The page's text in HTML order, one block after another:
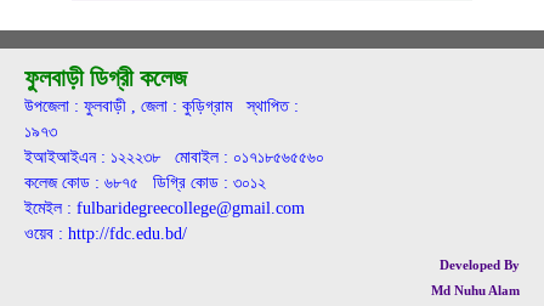
ফুলবাড়ী ডিগ্রী কলেজ
উপজেলা : ফুলবাড়ী , জেলা : কুড়িগ্রাম স্থাপিত :
১৯৭৩
ইআইআইএন : ১২২২৩৮ মোবাইল : ০১৭১৮৫৬৫৫৬০
কলেজ কোড : ৬৮৭৫ ডিগ্রি কোড : ৩০১২
ইমেইল : fulbaridegreecollege@gmail.com
ওয়েব : http://fdc.edu.bd/
Developed By
Md Nuhu Alam